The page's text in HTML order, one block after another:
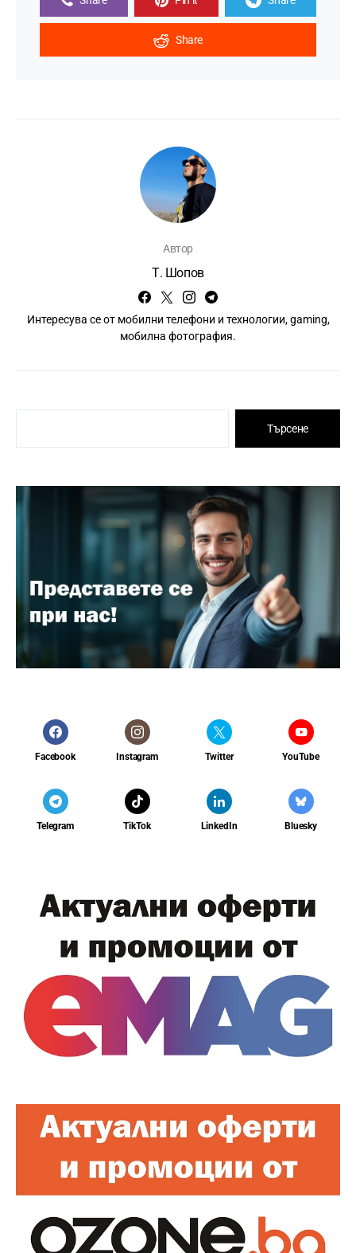
Share
Автор
Т. Шопов
Интересува се от мобилни телефони и технологии, gaming,
мобилна фотография.
Търсене
Facebook Instagram Twitter YouTube
Telegram TikTok LinkedIn Bluesky